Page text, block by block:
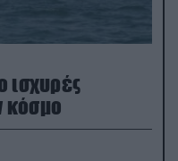
ισχυρές
κόσμο